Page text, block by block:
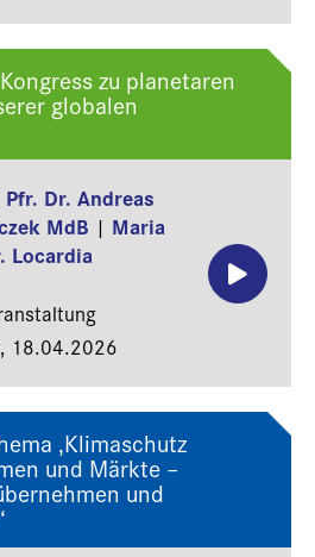
zu planetaren
globalen
Pfr. Dr. Andreas
MdB | Maria
Locardia
18.04.2026
‚Klimaschutz
und Märkte –
und